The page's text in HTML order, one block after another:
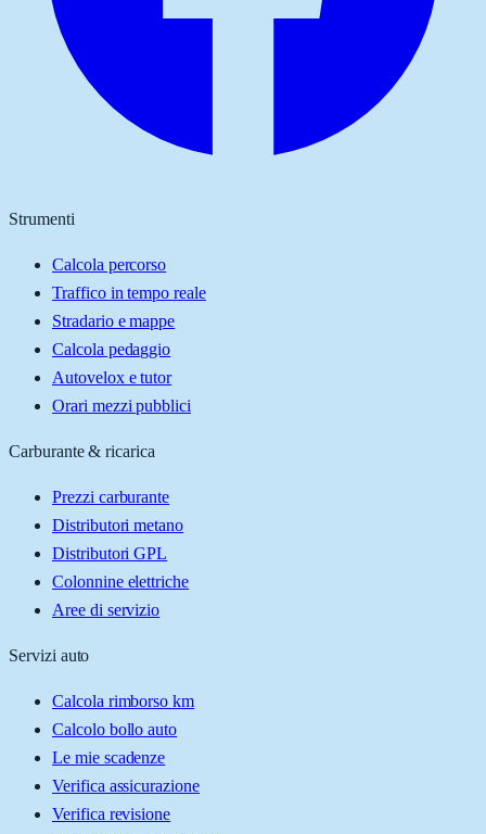
Strumenti
Calcola percorso
Traffico in tempo reale
Stradario e mappe
Calcola pedaggio
Autovelox e tutor
Orari mezzi pubblici
Carburante & ricarica
Prezzi carburante
Distributori metano
Distributori GPL
Colonnine elettriche
Aree di servizio
Servizi auto
Calcola rimborso km
Calcolo bollo auto
Le mie scadenze
Verifica assicurazione
Verifica revisione